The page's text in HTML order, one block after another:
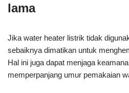
lama
Jika water heater listrik tidak
sebaiknya dimatikan untuk
Hal ini juga dapat menjaga
memperpanjang umur pemakaian